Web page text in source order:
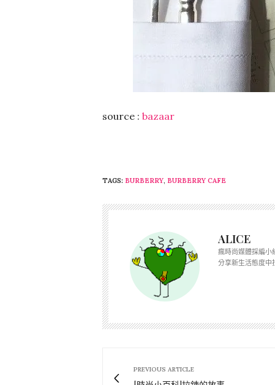
source : bazaar
TAGS: BURBERRY, BURBERRY CAFE
ALICE
瘋時尚媒體採編小
分享新生活態度中
PREVIOUS ARTICLE